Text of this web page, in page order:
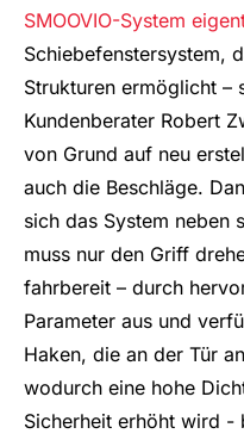
SMOOVIO-System
Schiebefenstersystem,
Strukturen ermöglicht –
Kundenberater Robert
von Grund auf neu
auch die Beschläge.
sich das System neben
muss nur den Griff
fahrbereit – durch
Parameter aus und
Haken, die an der Tür
wodurch eine hohe
Sicherheit erhöht wird -